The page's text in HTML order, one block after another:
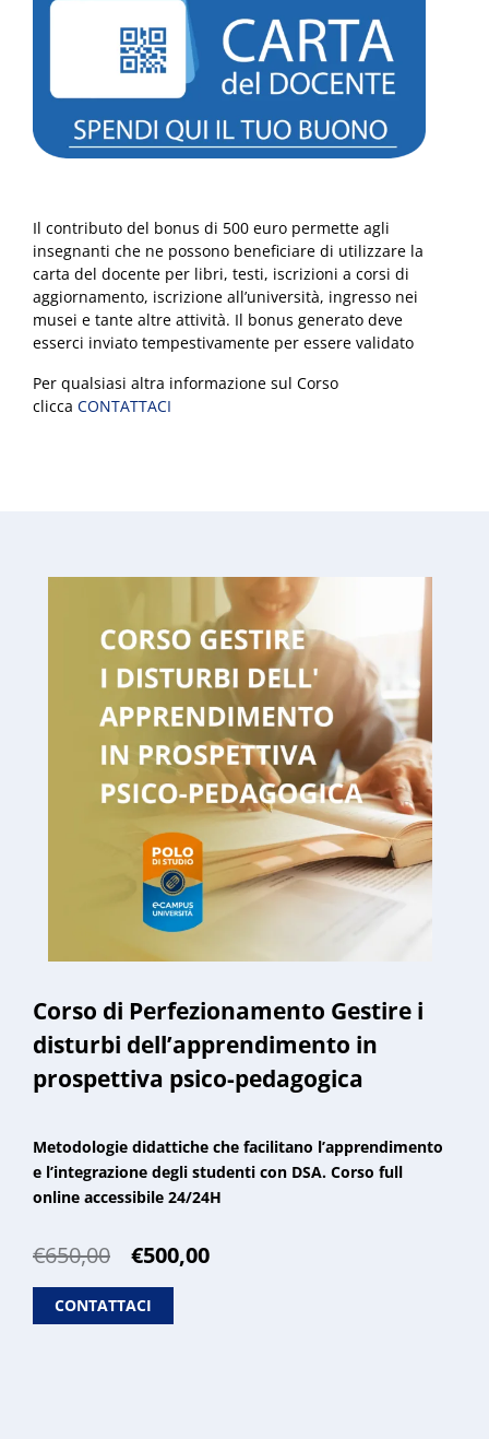
Il contributo del bonus di 500 euro permette agli
insegnanti che ne possono beneficiare di utilizzare la
carta del docente per libri, testi, iscrizioni a corsi di
aggiornamento, iscrizione all’università, ingresso nei
musei e tante altre attività. Il bonus generato deve
esserci inviato tempestivamente per essere validato
Per qualsiasi altra informazione sul Corso
clicca CONTATTACI
Corso di Perfezionamento Gestire i
disturbi dell’apprendimento in
prospettiva psico-pedagogica
Metodologie didattiche che facilitano l’apprendimento
e l’integrazione degli studenti con DSA. Corso full
online accessibile 24/24H
€650,00
Il
originale
era:
€500,00Il
CONTATTACI